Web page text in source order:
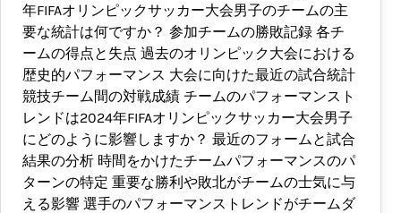
年FIFAオリンピックサッカー大会男子のチームの主
要な統計は何ですか？ 参加チームの勝敗記録 各チ
ームの得点と失点 過去のオリンピック大会における
歴史的パフォーマンス 大会に向けた最近の試合統計
競技チーム間の対戦成績 チームのパフォーマンスト
レンドは2024年FIFAオリンピックサッカー大会男子
にどのように影響しますか？ 最近のフォームと試合
結果の分析 時間をかけたチームパフォーマンスのパ
ターンの特定 重要な勝利や敗北がチームの士気に与
える影響 選手のパフォーマンストレンドがチームダ